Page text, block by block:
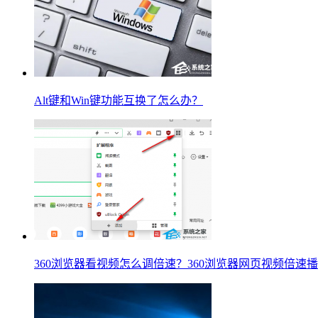
Alt键和Win键功能互换了怎么办？
360浏览器看视频怎么调倍速？360浏览器网页视频倍速